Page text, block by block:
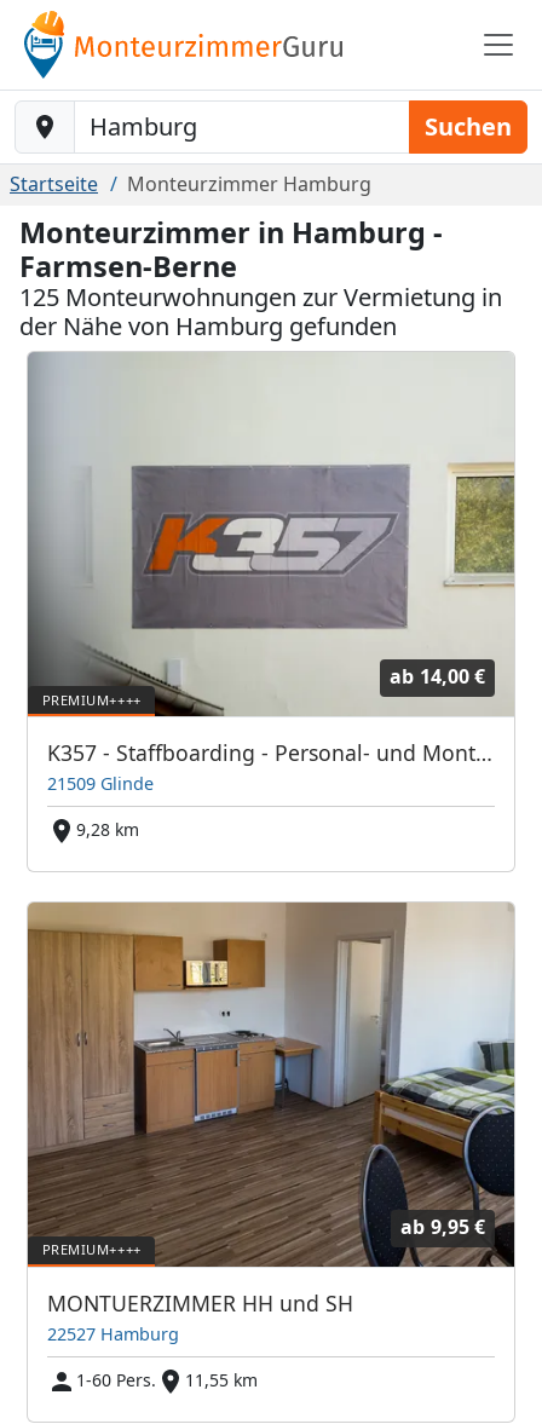
Baustelle-Location Suchen
Startseite Monteurzimmer Hamburg
Monteurzimmer in Hamburg -
Farmsen-Berne
125 Monteurwohnungen zur Vermietung in
der Nähe von Hamburg gefunden
ab 14,00 €
K357 - Staffboarding - Personal- und Monteurzimmer
21509 Glinde
9,28 km
ab 9,95 €
MONTUERZIMMER HH und SH
22527 Hamburg
1-60 Pers.
11,55 km